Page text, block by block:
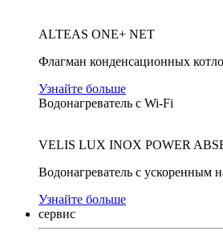
ALTEAS ONE+ NET
Флагман конденсационных
Узнайте больше
Водонагреватель с Wi-Fi
VELIS LUX INOX POWER
Водонагреватель с ускоренным
Узнайте больше
сервис